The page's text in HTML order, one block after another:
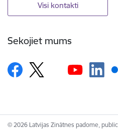
Visi kontakti
Sekojiet mums
© 2026 Latvijas Zinātnes padome,